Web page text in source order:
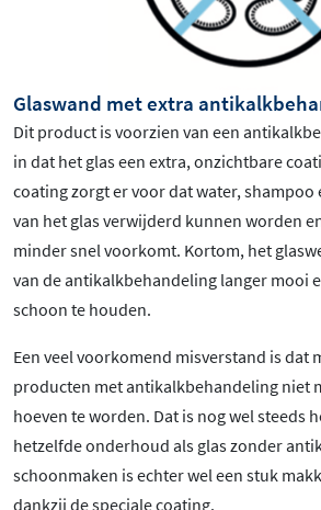
Glaswand met extra
Dit product is voorzien van een
in dat het glas een extra, onzichtbare
coating zorgt er voor dat water,
van het glas verwijderd kunnen worden
minder snel voorkomt. Kortom, het
van de antikalkbehandeling langer mooi
schoon te houden.
Een veel voorkomend misverstand is dat
producten met antikalkbehandeling niet
hoeven te worden. Dat is nog wel steeds
hetzelfde onderhoud als glas zonder
schoonmaken is echter wel een stuk
dankzij de speciale coating.